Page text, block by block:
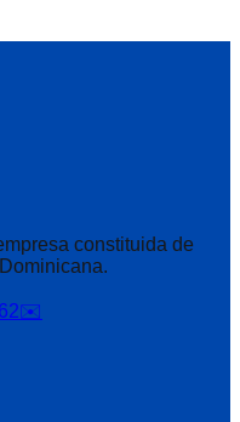
constituida de
✉️